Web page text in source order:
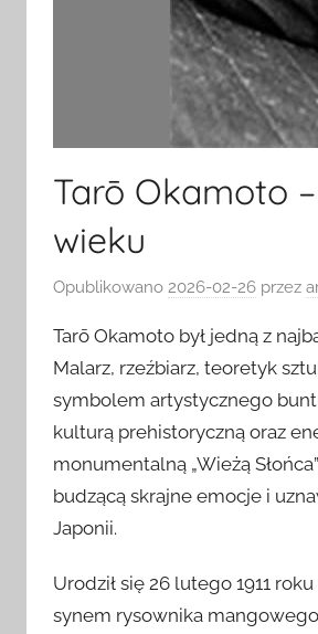
Tarō Okamoto
wieku
Opublikowano 2026-02-26 przez
Tarō Okamoto był jedną z
Malarz, rzeźbiarz, teoretyk
symbolem artystycznego
kulturą prehistoryczną oraz
monumentalną „Wieżą
budzącą skrajne emocje i
Japonii.
Urodził się 26 lutego 1911
synem rysownika